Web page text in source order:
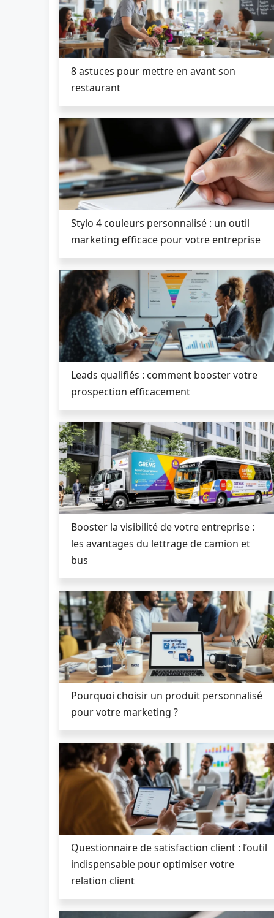
8 astuces pour mettre en avant son
restaurant
Stylo 4 couleurs personnalisé : un outil
marketing efficace pour votre entreprise
Leads qualifiés : comment booster votre
prospection efficacement
Booster la visibilité de votre entreprise :
les avantages du lettrage de camion et
bus
Pourquoi choisir un produit personnalisé
pour votre marketing ?
Questionnaire de satisfaction client : l’outil
indispensable pour optimiser votre
relation client